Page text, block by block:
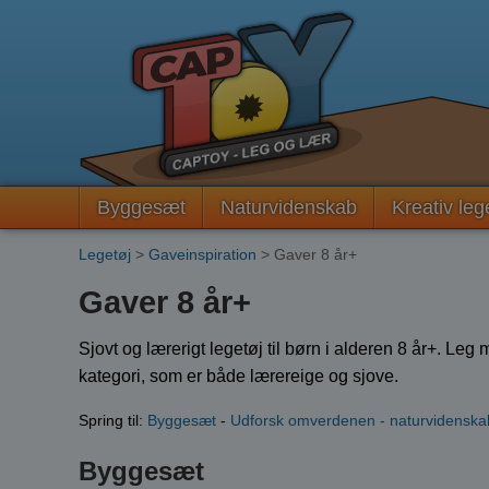
Byggesæt Naturvidenskab Kreativ
Legetøj > Gaveinspiration > Gaver 8 år+
Gaver 8 år+
Sjovt og lærerigt legetøj til børn i alderen 8 år+. Leg
kategori, som er både lærereige og sjove.
Spring til: Byggesæt - Udforsk omverdenen -
Byggesæt